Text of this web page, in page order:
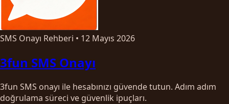
SMS Onayı Rehberi • 12 Mayıs 2026
3fun SMS Onayı
3fun SMS onayı ile hesabınızı güvende tutun. Adım adım
doğrulama süreci ve güvenlik ipuçları.